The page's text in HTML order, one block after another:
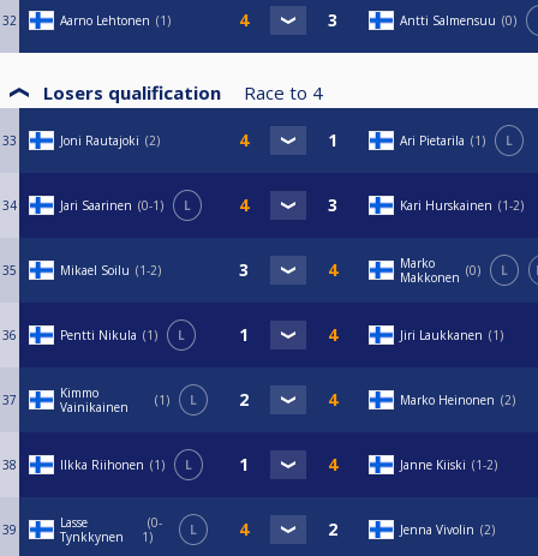
32 Aarno Lehtonen 1 Antti Salmensuu 0
Losers qualification Race to 4
33 Joni Rautajoki 2 Ari Pietarila 1 L
34 Jari Saarinen 0-1 L Kari Hurskainen 1-2
35 Mikael Soilu 1-2
Marko
Makkonen
0 L
36 Pentti Nikula 1 L Jiri Laukkanen 1
37
Kimmo
Vainikainen
1 L Marko Heinonen 2
38 Ilkka Riihonen 1 L Janne Kiiski 1-2
39
Lasse
Tynkkynen
0-
1
L Jenna Vivolin 2